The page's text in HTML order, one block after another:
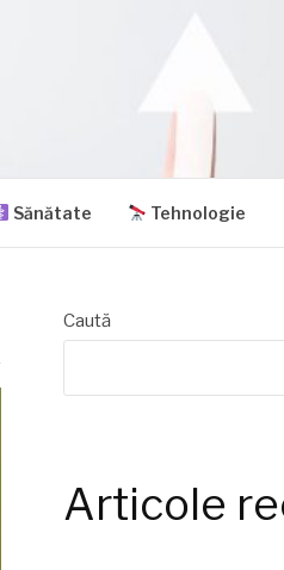
Sănătate Tehnologie
Caută
Articole